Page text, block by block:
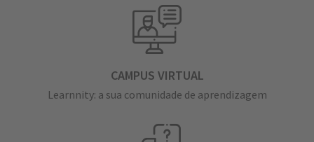
CAMPUS VIRTUAL
Learnnity: a sua comunidade de aprendizagem